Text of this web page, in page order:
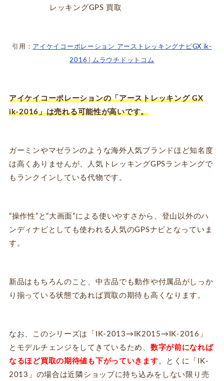
引用： アイケイコーポレーション アーストレッキングナビGX ik-
2016│ムラウチドットコム
アイケイコーポレーションの「アーストレッキング GX
ik-2016」は売れる可能性が高いです。
ガーミンやマゼランのような海外人気ブランドほど知名度
は高くありませんが、人気トレッキングGPSランキングで
もランクインしている代物です。
“操作性”と“大画面”による使いやすさから、登山以外のハ
ンディナビとしても使われる人気のGPSナビとなっていま
す。
新品はもちろんのこと、中古品でも動作や付属品がしっか
り揃っている状態であれば買取の期待も高くなります。
なお、このシリーズは「IK-2013→IK2015→IK-2016」
とモデルチェンジをしてきているため、 数字が前になれば
なるほど買取の期待値も下がっていきます 。とくに「IK-
2013」の場合は近隣ショップに持ち込みをしない限り売